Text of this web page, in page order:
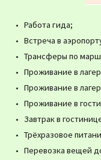
Работа гида;
Встреча в
Трансферы по
Проживание в
Проживание в
Проживание в
Завтрак в
Трёхразовое
Перевозка вещей